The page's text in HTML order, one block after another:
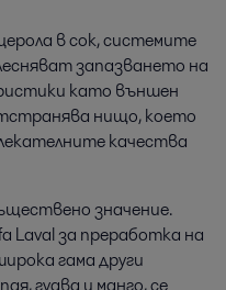
в сок, системите
запазването на
като външен
нищо, което
качества
значение.
Laval за преработка на
гама други
гуава и манго, се